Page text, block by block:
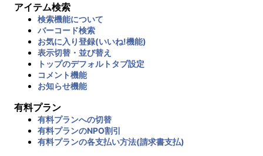
アイテム検索
検索機能について
バーコード検索
お気に入り登録(いいね!機能)
表示切替・並び替え
トップのデフォルトタブ設定
コメント機能
お知らせ機能
有料プラン
有料プランへの切替
有料プランのNPO割引
有料プランの各支払い方法(請求書支払)